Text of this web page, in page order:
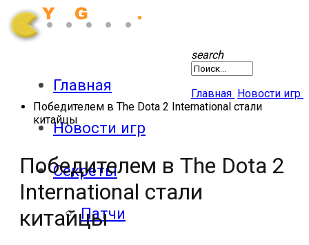
Главная
Новости игр
Секреты
Патчи
search
Главная Новости игр
Победителем в The Dota 2 International стали
китайцы
Победителем в The Dota 2
International стали
китайцы